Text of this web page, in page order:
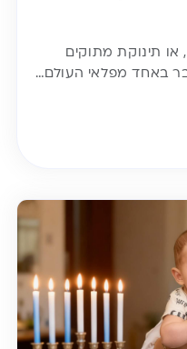
או תינוקת מתוקים
באחד מפלאי העולם…